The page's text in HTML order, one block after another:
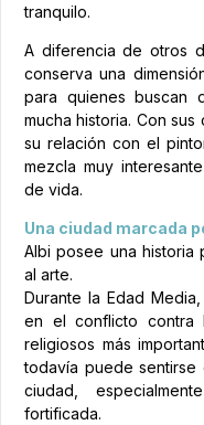
tranquilo.
A diferencia de otros
conserva una
para quienes buscan
mucha historia. Con
su relación con el
mezcla muy
de vida.
Una ciudad marcada
Albi posee una historia
al arte.
Durante la Edad
en el conflicto contra
religiosos más
todavía puede sentirse
ciudad,
fortificada.